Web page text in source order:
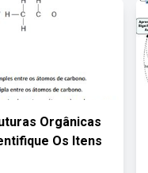
Orgânicas
Os Itens